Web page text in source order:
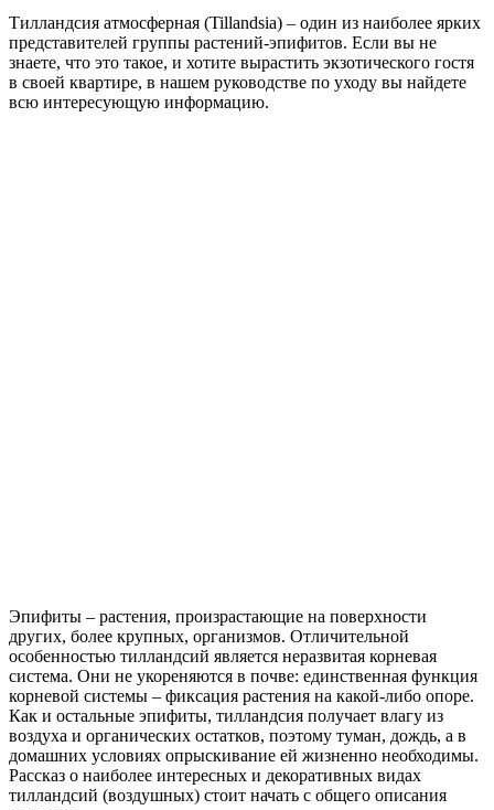
Тилландсия атмосферная (Tillandsia) – один из наиболее ярких
представителей группы растений-эпифитов. Если вы не
знаете, что это такое, и хотите вырастить экзотического гостя
в своей квартире, в нашем руководстве по уходу вы найдете
всю интересующую информацию.
Эпифиты – растения, произрастающие на поверхности
других, более крупных, организмов. Отличительной
особенностью тилландсий является неразвитая корневая
система. Они не укореняются в почве: единственная функция
корневой системы – фиксация растения на какой-либо опоре.
Как и остальные эпифиты, тилландсия получает влагу из
воздуха и органических остатков, поэтому туман, дождь, а в
домашних условиях опрыскивание ей жизненно необходимы.
Рассказ о наиболее интересных и декоративных видах
тилландсий (воздушных) стоит начать с общего описания